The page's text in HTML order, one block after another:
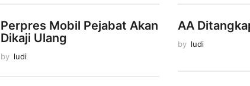
Perpres Mobil Pejabat Akan
Dikaji Ulang
by ludi
AA
by ludi